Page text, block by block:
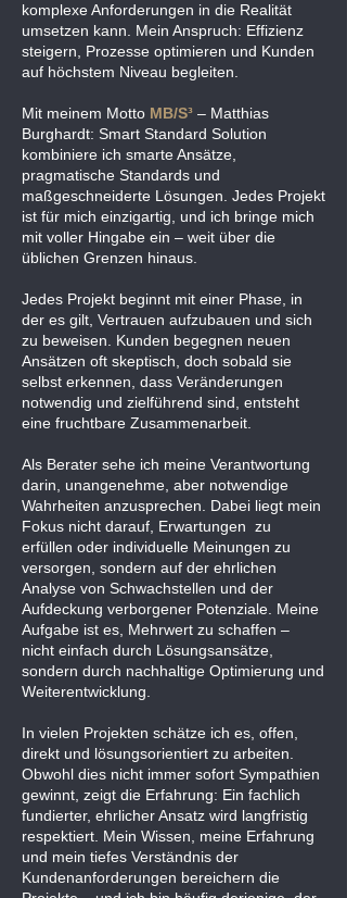
komplexe Anforderungen in die Realität
umsetzen kann. Mein Anspruch: Effizienz
steigern, Prozesse optimieren und Kunden
auf höchstem Niveau begleiten.
Mit meinem Motto MB/S³ – Matthias
Burghardt: Smart Standard Solution
kombiniere ich smarte Ansätze,
pragmatische Standards und
maßgeschneiderte Lösungen. Jedes Projekt
ist für mich einzigartig, und ich bringe mich
mit voller Hingabe ein – weit über die
üblichen Grenzen hinaus.
Jedes Projekt beginnt mit einer Phase, in
der es gilt, Vertrauen aufzubauen und sich
zu beweisen. Kunden begegnen neuen
Ansätzen oft skeptisch, doch sobald sie
selbst erkennen, dass Veränderungen
notwendig und zielführend sind, entsteht
eine fruchtbare Zusammenarbeit.
Als Berater sehe ich meine Verantwortung
darin, unangenehme, aber notwendige
Wahrheiten anzusprechen. Dabei liegt mein
Fokus nicht darauf, Erwartungen zu
erfüllen oder individuelle Meinungen zu
versorgen, sondern auf der ehrlichen
Analyse von Schwachstellen und der
Aufdeckung verborgener Potenziale. Meine
Aufgabe ist es, Mehrwert zu schaffen –
nicht einfach durch Lösungsansätze,
sondern durch nachhaltige Optimierung und
Weiterentwicklung.
In vielen Projekten schätze ich es, offen,
direkt und lösungsorientiert zu arbeiten.
Obwohl dies nicht immer sofort Sympathien
gewinnt, zeigt die Erfahrung: Ein fachlich
fundierter, ehrlicher Ansatz wird langfristig
respektiert. Mein Wissen, meine Erfahrung
und mein tiefes Verständnis der
Kundenanforderungen bereichern die